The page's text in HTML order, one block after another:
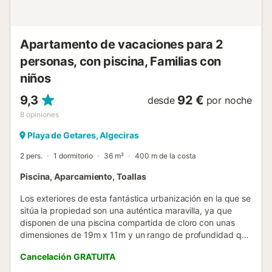
Apartamento de vacaciones para 2
personas, con piscina, Familias con
niños
9,3
8 opiniones
desde 92 € por noche
Playa de Getares, Algeciras
2 pers. 1 dormitorio 36 m² 400 m de la costa
Piscina, Aparcamiento, Toallas
Los exteriores de esta fantástica urbanización en la que se
sitúa la propiedad son una auténtica maravilla, ya que
disponen de una piscina compartida de cloro con unas
dimensiones de 19m x 11m y un rango de profundidad que
correr por las zonas verdes del jardín mientras disfrutan
Cancelación GRATUITA